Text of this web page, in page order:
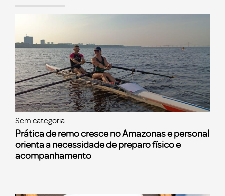
Sem categoria
Prática de remo cresce no Amazonas e personal
orienta a necessidade de preparo físico e
acompanhamento